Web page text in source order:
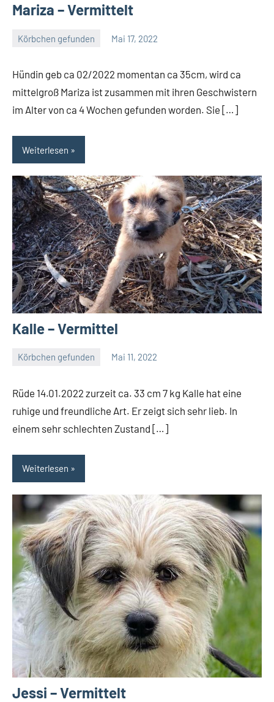
Mariza – Vermittelt
Körbchen gefunden Mai 17, 2022
Hündin geb ca 02/2022 momentan ca 35cm, wird ca
mittelgroß Mariza ist zusammen mit ihren Geschwistern
im Alter von ca 4 Wochen gefunden worden. Sie […]
Weiterlesen
Kalle – Vermittel
Körbchen gefunden Mai 11, 2022
Rüde 14.01.2022 zurzeit ca. 33 cm 7 kg Kalle hat eine
ruhige und freundliche Art. Er zeigt sich sehr lieb. In
einem sehr schlechten Zustand […]
Weiterlesen
Jessi – Vermittelt